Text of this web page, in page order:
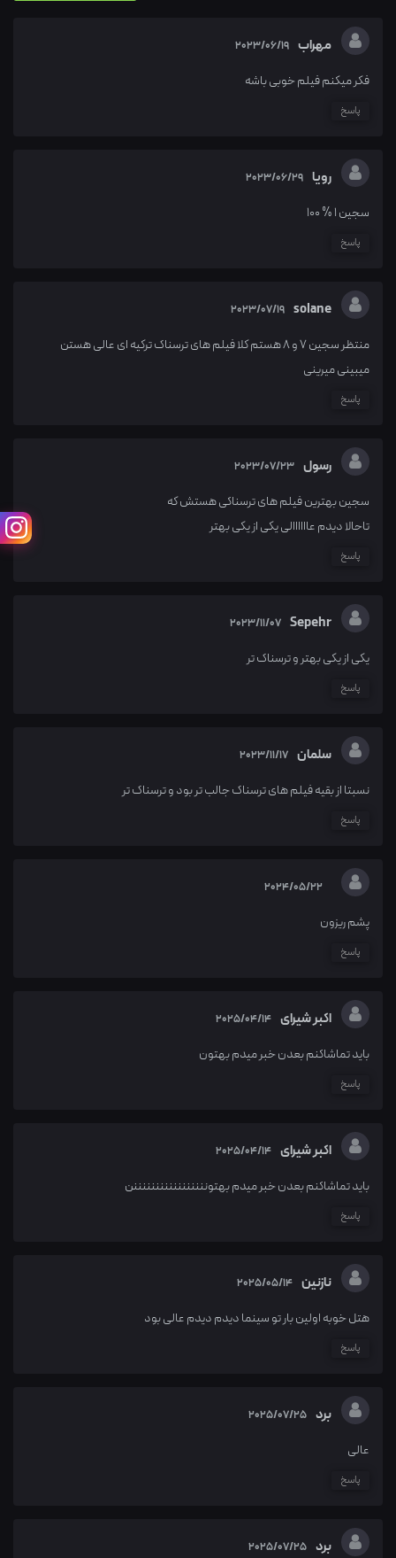
مهراب 2023/06/19
فکر میکنم فیلم خوبی باشه
پاسخ
رویا 2023/06/29
سجین 1 % 100
پاسخ
solane
2023/07/19
منتظر سجین 7 و 8 هستم کلا فیلم های ترسناک ترکیه ای عالی هستن
میبینی میرینی
پاسخ
رسول 2023/07/23
سجین بهترین فیلم های ترسناکی هستش که
تاحالا دیدم عاااااالی یکی از یکی بهتر
پاسخ
Sepehr
2023/11/07
یکی از یکی بهتر و ترسناک تر
پاسخ
سلمان 2023/11/17
نسبتا از بقیه فیلم های ترسناک جالب تر بود و ترسناک تر
پاسخ
2024/05/22
پشم ریزون
پاسخ
اکبر شیرای 2025/04/14
باید تماشاکنم بعدن خبر میدم بهتون
پاسخ
اکبر شیرای 2025/04/14
باید تماشاکنم بعدن خبر میدم بهتونننننننننننننننننن
پاسخ
نازنین 2025/05/14
هتل خوبه اولین بار تو سینما دیدم دیدم عالی بود
پاسخ
برد 2025/07/25
عالی
پاسخ
برد 2025/07/25